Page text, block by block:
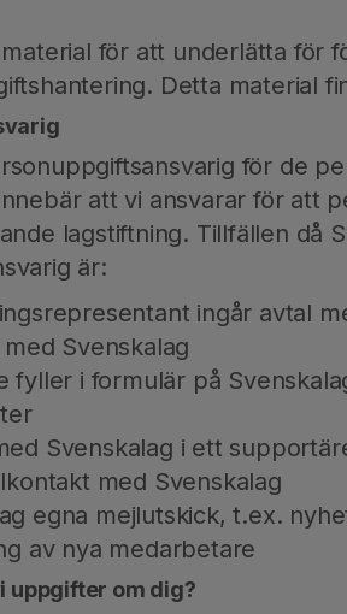
för att underlätta för
Detta material
för de
att vi ansvarar för att
lagstiftning. Tillfällen då
är:
ingår avtal
Svenskalag
fyller i formulär på
Svenskalag i ett
med Svenskalag
egna mejlutskick, t.ex.
av nya medarbetare
uppgifter om dig?